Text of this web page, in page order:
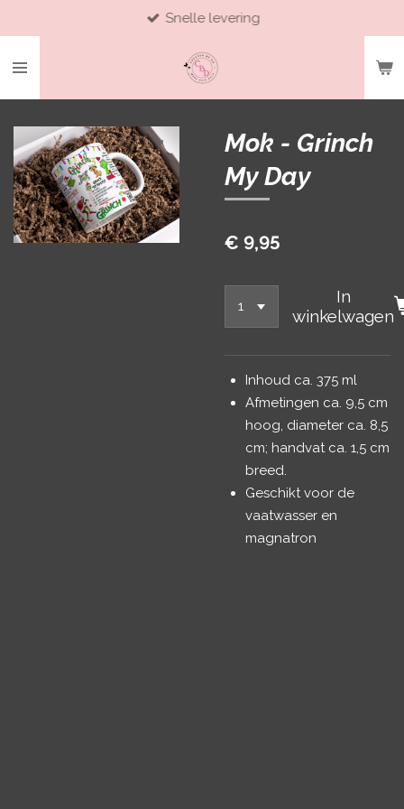
naar
Snelle levering
Mok - Grinch
My Day
€ 9,95
In
winkelwagen
Inhoud ca. 375 ml
Afmetingen ca. 9,5 cm
hoog, diameter ca. 8,5
cm; handvat ca. 1,5 cm
breed.
Geschikt voor de
vaatwasser en
magnatron